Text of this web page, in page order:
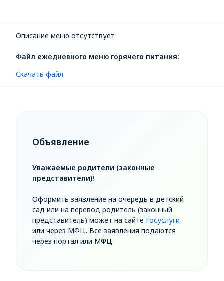
Описание меню отсутствует
Файл ежедневного меню горячего питания:
Скачать файл
Объявление
Уважаемые родители (законные
представители)!
Оформить заявление на очередь в детский
сад или на перевод родитель (законный
представитель) может на сайте Госуслуги
или через МФЦ. Все заявления подаются
через портал или МФЦ.